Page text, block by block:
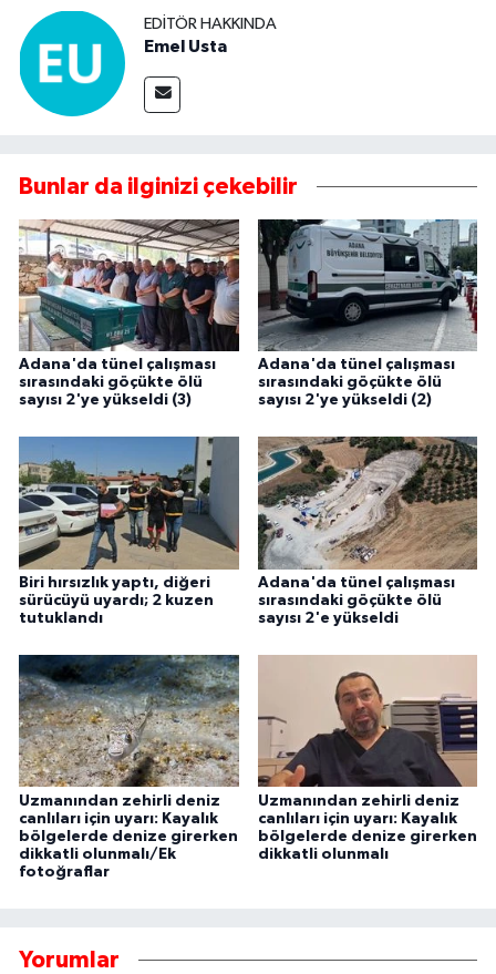
EDITÖR HAKKINDA
Emel Usta
Bunlar da ilginizi çekebilir
Adana'da tünel çalışması
sırasındaki göçükte ölü
sayısı 2'ye yükseldi (3)
Adana'da tünel çalışması
sırasındaki göçükte ölü
sayısı 2'ye yükseldi (2)
Biri hırsızlık yaptı, diğeri
sürücüyü uyardı; 2 kuzen
tutuklandı
Adana'da tünel çalışması
sırasındaki göçükte ölü
sayısı 2'e yükseldi
Uzmanından zehirli deniz
canlıları için uyarı: Kayalık
bölgelerde denize girerken
dikkatli olunmalı/Ek
fotoğraflar
Uzmanından zehirli deniz
canlıları için uyarı: Kayalık
bölgelerde denize girerken
dikkatli olunmalı
Yorumlar